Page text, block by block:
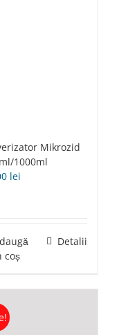
Mikrozid
1000ml
lei
coș
Detalii